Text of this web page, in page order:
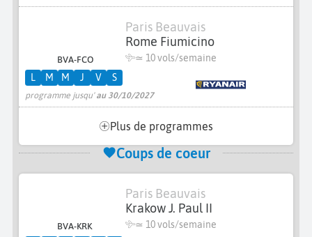
BVA-FCO
Paris Beauvais
Rome Fiumicino
≃ 10 vols/semaine
programme jusqu'au 30/10/2027
L M M J V S
Plus de programmes
Coups de coeur
BVA-KRK
Paris Beauvais
Krakow J. Paul II
≃ 10 vols/semaine